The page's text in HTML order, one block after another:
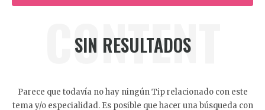
CONTENT
SIN RESULTADOS
Parece que todavía no hay ningún Tip relacionado con este
tema y/o especialidad. Es posible que hacer una búsqueda con